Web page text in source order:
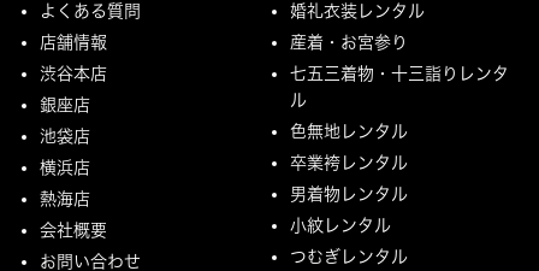
よくある質問
店舗情報
渋谷本店
銀座店
池袋店
横浜店
熱海店
会社概要
お問い合わせ
婚礼衣装レンタル
産着・お宮参り
七五三着物・十三詣りレンタ
ル
色無地レンタル
卒業袴レンタル
男着物レンタル
小紋レンタル
つむぎレンタル